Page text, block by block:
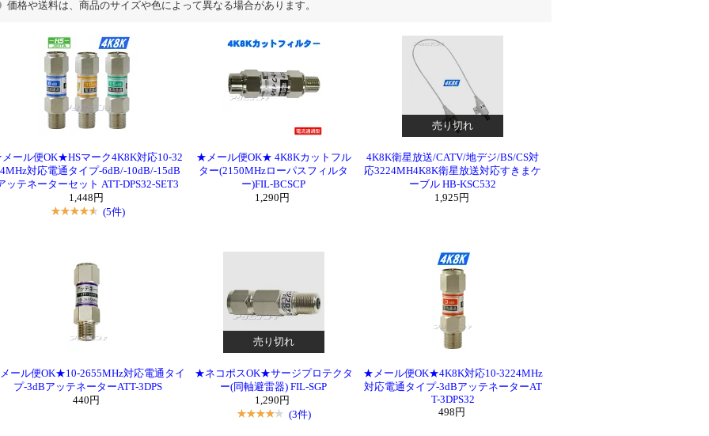
価格や送料は、商品のサイズや色によって異なる場合があります。
売り切れ
ール便OK★HSマーク4K8K対応10-32
対応電通タイプ-6dB/-10dB/-15dB
ッテネーターセット ATT-DPS32-SET3
1,448円
(5件)
★メール便OK★ 4K8Kカットフル
ター(2150MHzローパスフィルタ
ー)FIL-BCSCP
1,290円
4K8K衛星放送/CATV/地デジ/BS/CS対
応3224MH4K8K衛星放送対応すきまケ
ーブル HB-KSC532
1,925円
売り切れ
ール便OK★10-2655MHz対応電通タイ
プ-3dBアッテネーターATT-3DPS
440円
★ネコポスOK★サージプロテクタ
ー(同軸避雷器) FIL-SGP
1,290円
(3件)
★メール便OK★4K8K対応10-3224MHz
対応電通タイプ-3dBアッテネーターAT
T-3DPS32
498円